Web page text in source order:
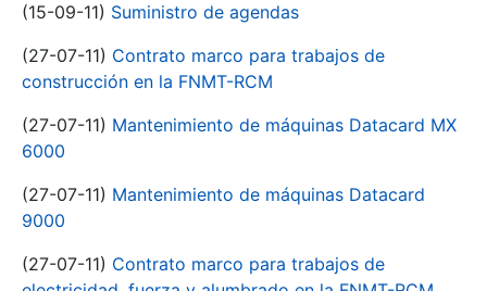
(15-09-11) Suministro de agendas
(27-07-11) Contrato marco para trabajos de
construcción en la FNMT-RCM
(27-07-11) Mantenimiento de máquinas Datacard MX
6000
(27-07-11) Mantenimiento de máquinas Datacard
9000
(27-07-11) Contrato marco para trabajos de